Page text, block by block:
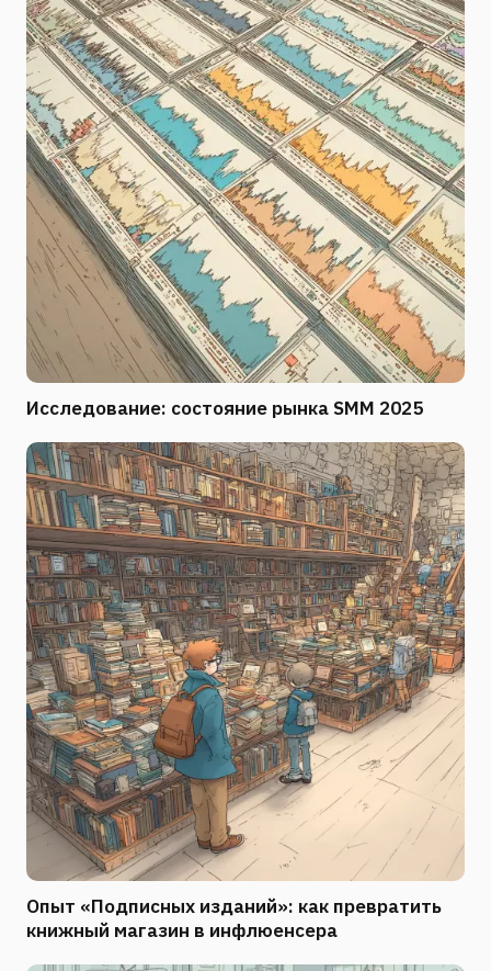
Исследование: состояние рынка SMM 2025
Опыт «Подписных изданий»: как превратить
книжный магазин в инфлюенсера